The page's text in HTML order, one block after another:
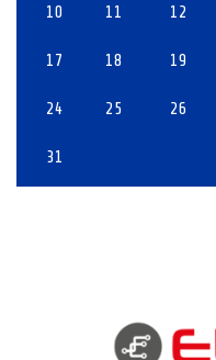
10 11 12
17 18 19
24 25 26
31